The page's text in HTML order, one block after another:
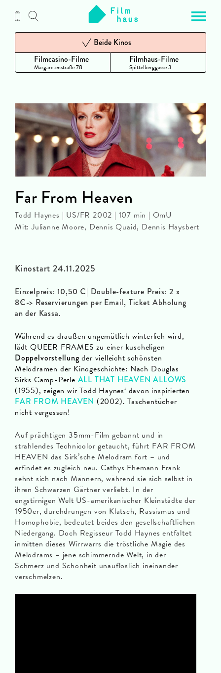
Inhalt
Filmcasino-Filme
Margaretenstraße 78
Beide Kinos
Filmhaus-Filme
Spittelberggasse 3
Kinostart 24.11.2025
Einzelpreis: 10,50 €| Double-feature Preis: 2 x
8€-> Reservierungen per Email, Ticket Abholung
an der Kassa.
Während es draußen ungemütlich winterlich wird,
lädt QUEER FRAMES zu einer kuscheligen
Doppelvorstellung der vielleicht schönsten
Melodramen der Kinogeschichte: Nach Douglas
Sirks Camp-Perle ALL THAT HEAVEN ALLOWS
(1955), zeigen wir Todd Haynes‘ davon inspirierten
FAR FROM HEAVEN (2002). Taschentücher
nicht vergessen!
Auf prächtigen 35mm-Film gebannt und in
strahlendes Technicolor getaucht, führt FAR FROM
HEAVEN das Sirk’sche Melodram fort – und
erfindet es zugleich neu. Cathys Ehemann Frank
sehnt sich nach Männern, während sie sich selbst in
ihren Schwarzen Gärtner verliebt. In der
engstirnigen Welt US-amerikanischer Kleinstädte der
1950er, durchdrungen von Klatsch, Rassismus und
Homophobie, bedeutet beides den gesellschaftlichen
Niedergang. Doch Regisseur Todd Haynes entfaltet
inmitten dieses Wirrwarrs die tröstliche Magie des
Melodrams – jene schimmernde Welt, in der
Schmerz und Schönheit unauflöslich ineinander
verschmelzen.
Far From Heaven
Todd Haynes | US/FR 2002 | 107 min | OmU
Mit: Julianne Moore, Dennis Quaid, Dennis Haysbert